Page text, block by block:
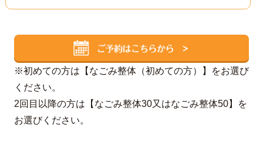
※初めての方は【なごみ整体（初めての方）】をお選び
ください。
2回目以降の方は【なごみ整体30又はなごみ整体50】を
お選びください。